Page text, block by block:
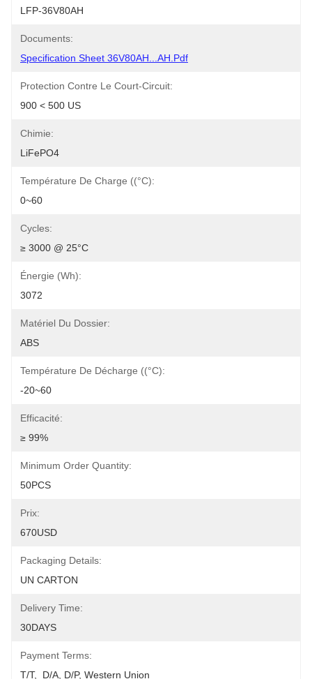
LFP-36V80AH
Documents:
Specification Sheet 36V80AH...AH.pdf
Protection Contre Le Court-Circuit:
900 < 500 US
Chimie:
LiFePO4
Température De Charge ((°C):
0~60
Cycles:
≥ 3000 @ 25°C
Énergie (Wh):
3072
Matériel Du Dossier:
ABS
Température De Décharge ((°C):
-20~60
Efficacité:
≥ 99%
Minimum Order Quantity:
50PCS
Prix:
670USD
Packaging Details:
UN CARTON
Delivery Time:
30DAYS
Payment Terms:
T/T,  D/A, D/P, Western Union